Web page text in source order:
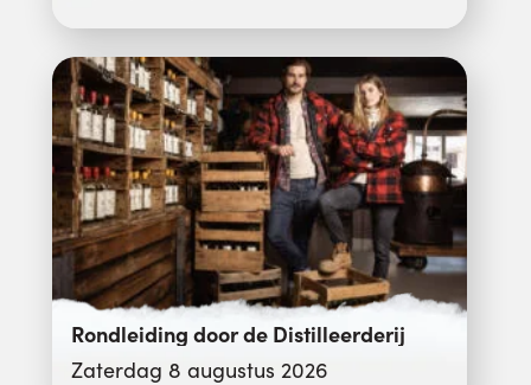
Rondleiding door de Distilleerderij
Zaterdag 8 augustus 2026